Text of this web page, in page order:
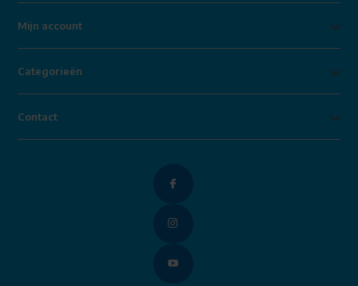
Mijn account
Categorieën
Contact